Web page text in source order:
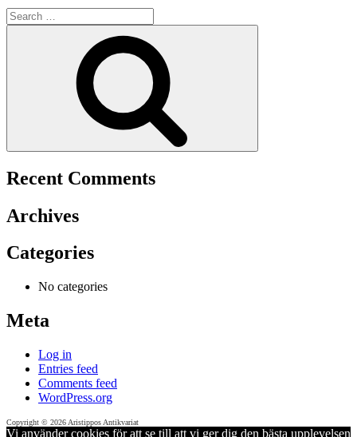
Search
for:
Recent Comments
Archives
Categories
No categories
Meta
Log in
Entries feed
Comments feed
WordPress.org
Copyright © 2026 Aristippos Antikvariat
Vi använder cookies för att se till att vi ger dig den bästa upplevelsen